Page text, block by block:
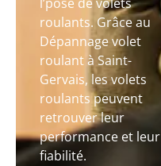
l’pose de volets
roulants. Grâce au
Dépannage volet
roulant à Saint-
Gervais, les volets
roulants peuvent
retrouver leur
performance et leur
fiabilité.